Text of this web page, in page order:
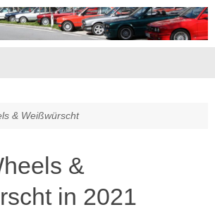
& Weißwürscht
&
in 2021